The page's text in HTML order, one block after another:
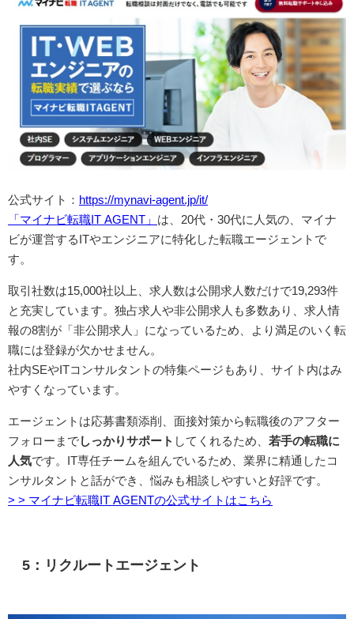
公式サイト： https://mynavi-agent.jp/it/
「マイナビ転職IT AGENT」 は、20代・30代に人気の、マイナ
ビが運営するITやエンジニアに特化した転職エージェントで
す。
取引社数は15,000社以上、求人数は公開求人数だけで19,293件
と充実しています。独占求人や非公開求人も多数あり、求人情
報の8割が「非公開求人」になっているため、より満足のいく転
職には登録が欠かせません。
社内SEやITコンサルタントの特集ページもあり、サイト内はみ
やすくなっています。
エージェントは応募書類添削、面接対策から転職後のアフター
フォローまで しっかりサポート してくれるため、 若手の転職に
人気です。IT専任チームを組んでいるため、業界に精通したコ
ンサルタントと話ができ、悩みも相談しやすいと好評です。
> > マイナビ転職IT AGENTの公式サイトはこちら
5：リクルートエージェント